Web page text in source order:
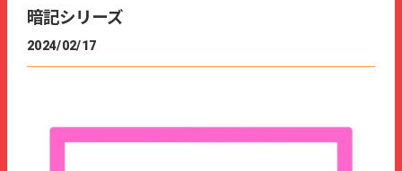
暗記シリーズ
2024/02/17